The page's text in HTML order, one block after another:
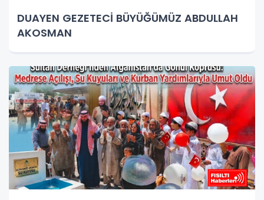
DUAYEN GEZETECİ BÜYÜĞÜMÜZ ABDULLAH
AKOSMAN